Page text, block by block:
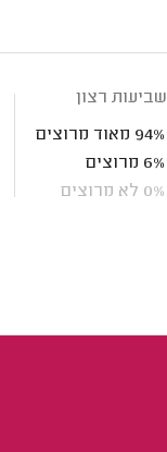
שביעות רצון
94% מאוד מרוצים
6% מרוצים
0% לא מרוצים